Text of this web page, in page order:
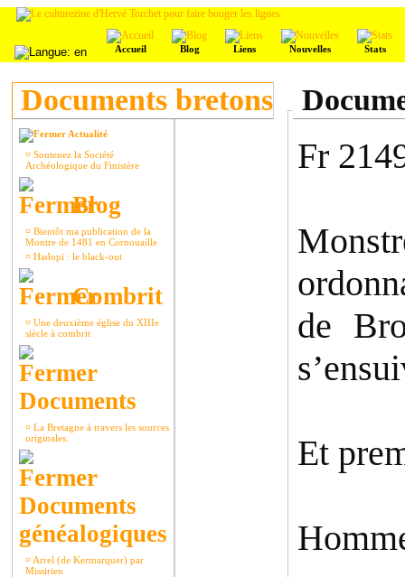
Accueil Blog Liens Nouvelles Stats
Documents bretons
Actualité
¤ Soutenez la Société
Archéologique du Finistère
Blog
¤ Bientôt ma publication de la
Montre de 1481 en Cornouaille
¤ Hadopi : le black-out
Combrit
¤ Une deuxième église du XIIIe
siècle à combrit
Documents
¤ La Bretagne à travers les sources
originales.
Documents
généalogiques
¤ Arrel (de Kermarquer) par
Missirien
Fr
de
Et